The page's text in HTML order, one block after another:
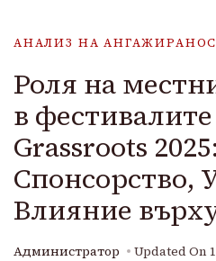
АНАЛИЗ НА
Роля на
в
Grassroots 2025:
Спонсорство,
Влияние
Администратор Updated On